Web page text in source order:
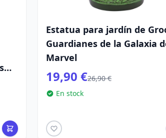
Estatua para jardín de
Guardianes de la Galaxia
Marvel
19,90 €26,90 €
En stock